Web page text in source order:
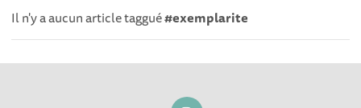
Il n'y a aucun article taggué#exemplarite